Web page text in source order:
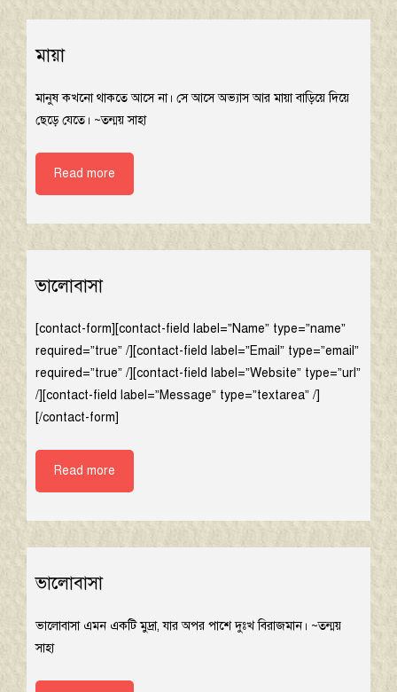
মায়া
মানুষ কখনো থাকতে আসে না। সে আসে অভ্যাস আর মায়া বাড়িয়ে দিয়ে
ছেড়ে যেতে। ~তন্ময় সাহা
Read more
ভালোবাসা
[contact-form][contact-field label=”Name” type=”name”
required=”true” /][contact-field label=”Email” type=”email”
required=”true” /][contact-field label=”Website” type=”url”
/][contact-field label=”Message” type=”textarea” /]
[/contact-form]
Read more
ভালোবাসা
ভালোবাসা এমন একটি মুদ্রা, যার অপর পাশে দুঃখ বিরাজমান। ~তন্ময়
সাহা